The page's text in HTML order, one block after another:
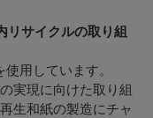
リサイクルの取り組
用しています。
実現に向けた取り組
生和紙の製造にチャ